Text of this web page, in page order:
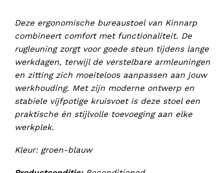
Deze ergonomische bureaustoel van Kinnarp
combineert comfort met functionaliteit. De
rugleuning zorgt voor goede steun tijdens lange
werkdagen, terwijl de verstelbare armleuningen
en zitting zich moeiteloos aanpassen aan jouw
werkhouding. Met zijn moderne ontwerp en
stabiele vijfpotige kruisvoet is deze stoel een
praktische én stijlvolle toevoeging aan elke
werkplek.
Kleur: groen-blauw